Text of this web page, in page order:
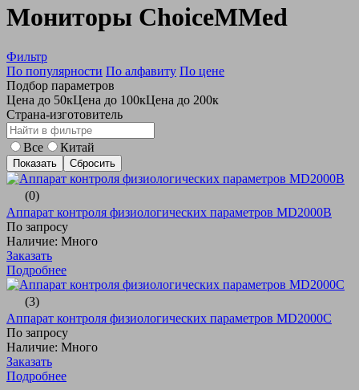
Мониторы ChoiceMMed
Фильтр
По популярности По алфавиту По цене
Подбор параметров
Цена до 50кЦена до 100кЦена до 200к
Страна-изготовитель
Все Китай
(0)
Аппарат контроля физиологических параметров MD2000B
По запросу
Наличие: Много
Заказать
Подробнее
(3)
Аппарат контроля физиологических параметров MD2000С
По запросу
Наличие: Много
Заказать
Подробнее